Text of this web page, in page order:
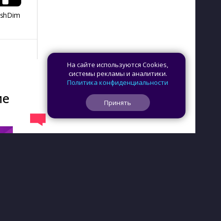
На сайте используются Cookies,
системы рекламы и аналитики.
Политика конфиденциальности
Принять